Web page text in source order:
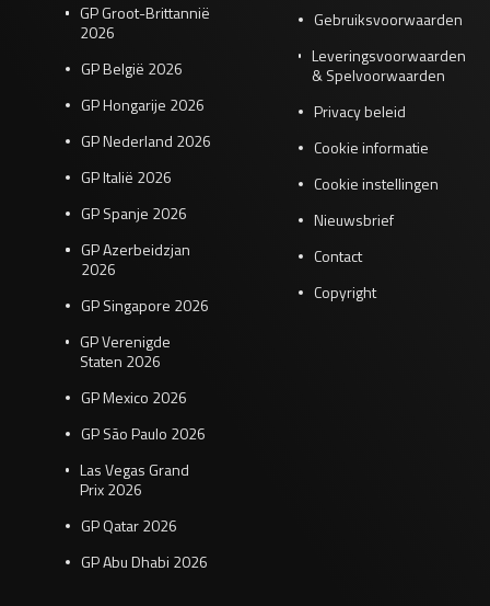
GP Groot-Brittannië
2026
GP België 2026
GP Hongarije 2026
GP Nederland 2026
GP Italië 2026
GP Spanje 2026
GP Azerbeidzjan
2026
GP Singapore 2026
GP Verenigde
Staten 2026
GP Mexico 2026
GP São Paulo 2026
Las Vegas Grand
Prix 2026
GP Qatar 2026
GP Abu Dhabi 2026
Gebruiksvoorwaarden
Leveringsvoorwaarden
& Spelvoorwaarden
Privacy beleid
Cookie informatie
Cookie instellingen
Nieuwsbrief
Contact
Copyright